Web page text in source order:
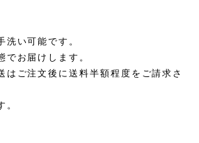
洗い可能です。
でお届けします。
はご注文後に送料半額程度をご請求さ
。